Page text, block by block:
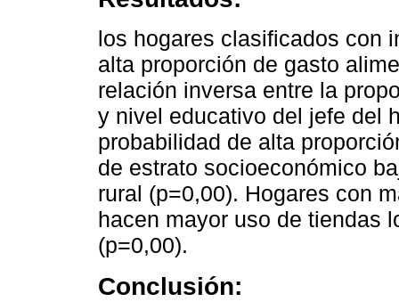
los hogares clasificados con
alta proporción de gasto
relación inversa entre la
y nivel educativo del jefe del
probabilidad de alta
de estrato socioeconómico
rural (p=0,00). Hogares con
hacen mayor uso de tiendas
(p=0,00).
Conclusión: